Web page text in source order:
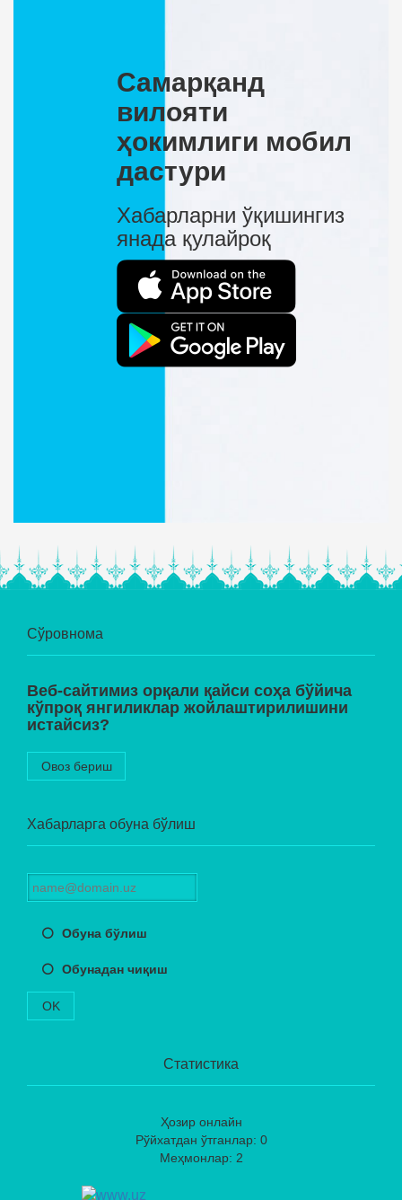
Самарқанд
вилояти
ҳокимлиги мобил
дастури
Хабарларни ўқишингиз
янада қулайроқ
Сўровнома
Веб-сайтимиз орқали қайси соҳа бўйича
кўпроқ янгиликлар жойлаштирилишини
истайсиз?
Овоз бериш
Хабарларга обуна бўлиш
Обуна бўлиш
Обунадан чиқиш
OK
Статистика
Ҳозир онлайн
Рўйхатдан ўтганлар: 0
Меҳмонлар: 2